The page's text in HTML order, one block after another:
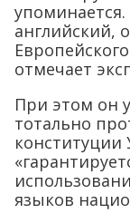
английский,
отмечает
При этом он
тотально
конституции
языков